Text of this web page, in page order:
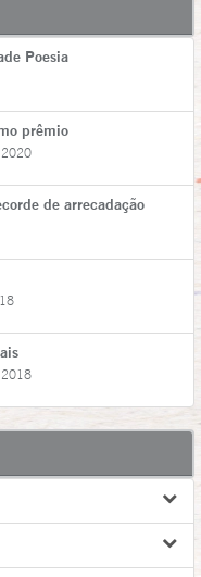
Poesia
prêmio
2020
de arrecadação
2018